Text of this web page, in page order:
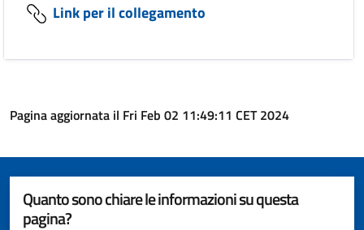
Link per il collegamento
Pagina aggiornata il Fri Feb 02 11:49:11 CET 2024
Quanto sono chiare le informazioni su questa
pagina?